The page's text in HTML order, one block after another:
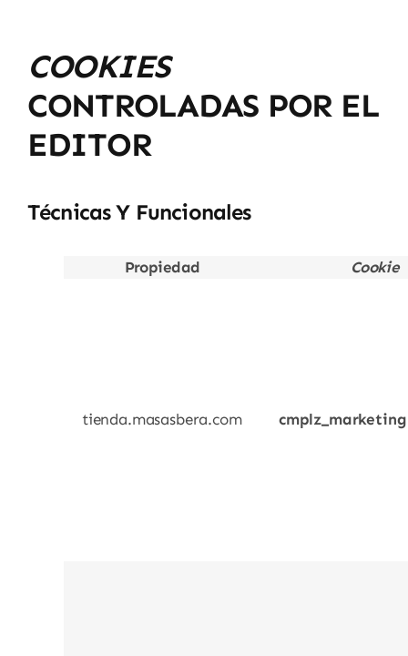
COOKIES
CONTROLADAS POR EL
EDITOR
Técnicas Y Funcionales
Propiedad Cookie
tienda.masasbera.com cmplz_marketing